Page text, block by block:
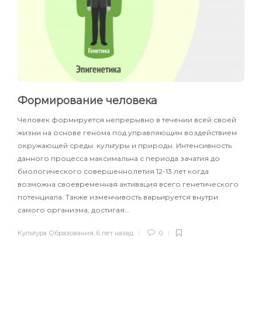
Формирование человека
Человек формируется непрерывно в течении всей своей
жизни на основе генома под управляющим воздействием
окружающей среды: культуры и природы. Интенсивность
данного процесса максимальна с периода зачатия до
биологического совершеннолетия 12-13 лет когда
возможна своевременная активация всего генетического
потенциала. Также изменчивость варьируется внутри
самого организма, достигая…
Культура Образования 6 лет назад 0